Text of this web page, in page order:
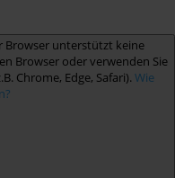
Browser unterstützt keine
Browser oder verwenden Sie
Chrome, Edge, Safari). Wie